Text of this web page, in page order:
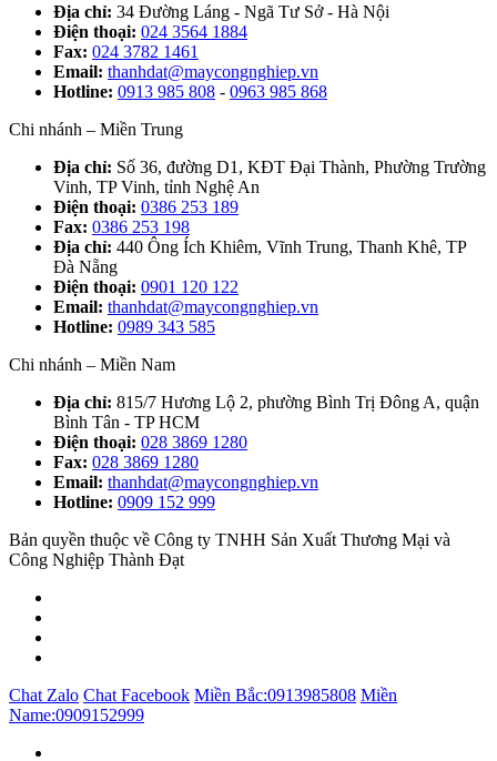
Địa chỉ: 34 Đường Láng - Ngã Tư Sở - Hà Nội
Điện thoại: 024 3564 1884
Fax: 024 3782 1461
Email: thanhdat@maycongnghiep.vn
Hotline: 0913 985 808 - 0963 985 868
Chi nhánh – Miền Trung
Địa chỉ: Số 36, đường D1, KĐT Đại Thành, Phường Trường
Vinh, TP Vinh, tỉnh Nghệ An
Điện thoại: 0386 253 189
Fax: 0386 253 198
Địa chỉ: 440 Ông Ích Khiêm, Vĩnh Trung, Thanh Khê, TP
Đà Nẵng
Điện thoại: 0901 120 122
Email: thanhdat@maycongnghiep.vn
Hotline: 0989 343 585
Chi nhánh – Miền Nam
Địa chỉ: 815/7 Hương Lộ 2, phường Bình Trị Đông A, quận
Bình Tân - TP HCM
Điện thoại: 028 3869 1280
Fax: 028 3869 1280
Email: thanhdat@maycongnghiep.vn
Hotline: 0909 152 999
Bản quyền thuộc về Công ty TNHH Sản Xuất Thương Mại và
Công Nghiệp Thành Đạt
Chat Zalo Chat Facebook Miền Bắc:0913985808 Miền
Name:0909152999